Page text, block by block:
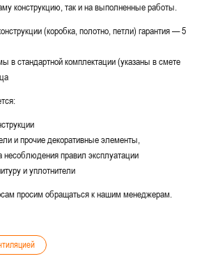
конструкцию, так и на выполненные работы.
(коробка, полотно, петли) гарантия — 5
в стандартной комплектации (указаны в смете
и прочие декоративные элементы,
несоблюдения правил эксплуатации
и уплотнители
просим обращаться к нашим менеджерам.